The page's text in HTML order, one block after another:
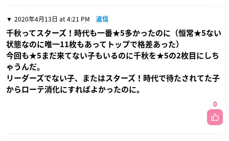
2020年4月13日 at 4:21 PM 返信
千秋ってスターズ！時代も一番★5多かったのに（恒常★5ない
状態なのに唯一11枚もあってトップで格差あった）
今回も★5まだ来てない子もいるのに千秋を★5の2枚目にしち
ゃうんだ。
リーダーズでない子、またはスターズ！時代で待たされてた子
からローテ消化にすればよかったのに。
0